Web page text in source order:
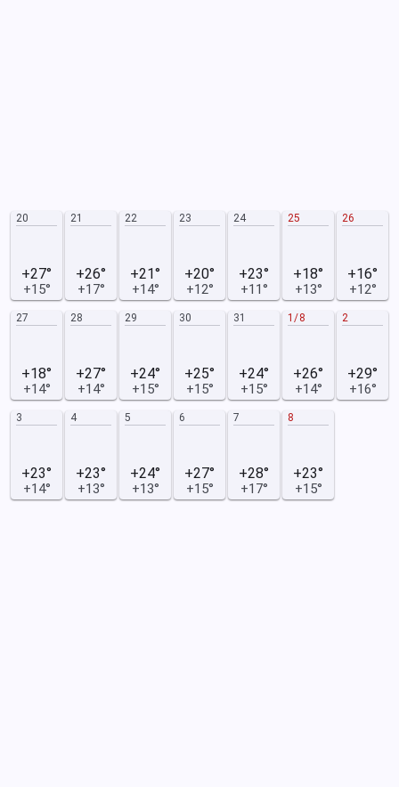
20
+27°
+15°
21
+26°
+17°
22
+21°
+14°
23
+20°
+12°
24
+23°
+11°
25
+18°
+13°
26
+16°
+12°
27
+18°
+14°
28
+27°
+14°
29
+24°
+15°
30
+25°
+15°
31
+24°
+15°
1/8
+26°
+14°
2
+29°
+16°
3
+23°
+14°
4
+23°
+13°
5
+24°
+13°
6
+27°
+15°
7
+28°
+17°
8
+23°
+15°